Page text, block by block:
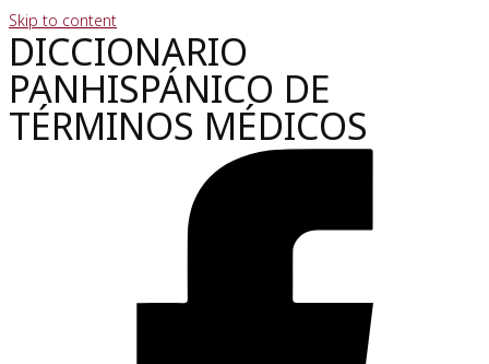
Skip to content
DICCIONARIO
PANHISPÁNICO DE
TÉRMINOS MÉDICOS